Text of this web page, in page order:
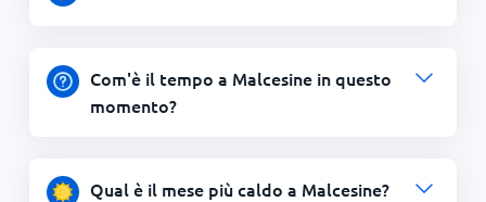
Com'è il tempo a Malcesine in questo
momento?
Qual è il mese più caldo a Malcesine?